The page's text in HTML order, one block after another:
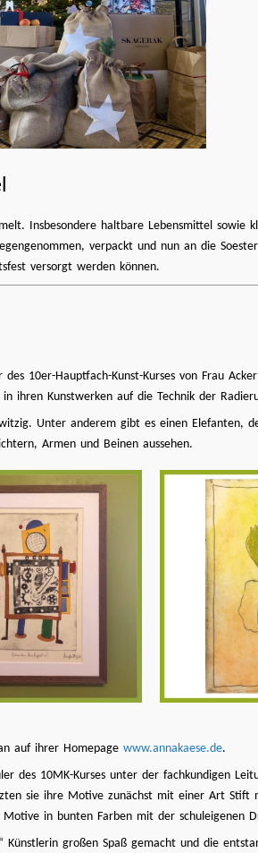
Insbesondere haltbare Lebensmittel
verpackt und nun an die
versorgt werden können.
10er-Hauptfach-Kunst-Kurses von Frau
ihren Kunstwerken auf die Technik der
Unter anderem gibt es einen Elefanten,
Armen und Beinen aussehen.
auf ihrer Homepage www.annakaese.de.
des 10MK-Kurses unter der fachkundigen
sie ihre Motive zunächst mit einer Art Stift
in bunten Farben mit der schuleigenen
großen Spaß gemacht und die